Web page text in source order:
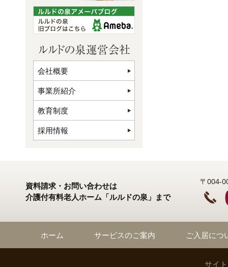
会社概要
事業所紹介
教育制度
採用情報
資料請求・お問い合わせは
介護付有料老人ホーム「ルルドの泉」まで
〒004-
ホーム サービスのご案内 ご入居につ
サイ